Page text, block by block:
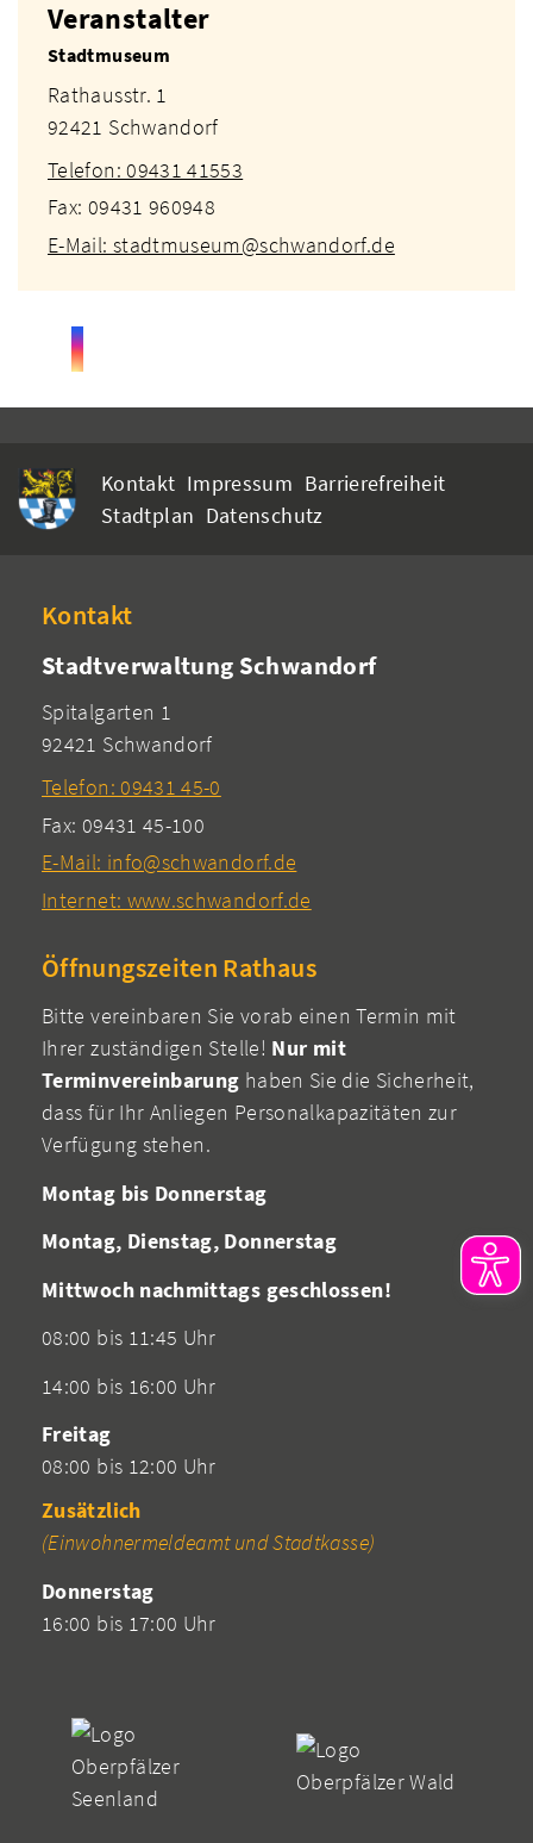
Veranstalter
Stadtmuseum
Rathausstr. 1
92421 Schwandorf
Telefon: 09431 41553
Fax: 09431 960948
E-Mail: stadtmuseum@schwandorf.de
Kontakt Impressum Barrierefreiheit
Stadtplan Datenschutz
Kontakt
Stadtverwaltung Schwandorf
Spitalgarten 1
92421 Schwandorf
Telefon: 09431 45-0
Fax: 09431 45-100
E-Mail: info@schwandorf.de
Internet: www.schwandorf.de
Öffnungszeiten Rathaus
Bitte vereinbaren Sie vorab einen Termin mit
Ihrer zuständigen Stelle! Nur mit
Terminvereinbarung haben Sie die Sicherheit,
dass für Ihr Anliegen Personalkapazitäten zur
Verfügung stehen.
Montag bis Donnerstag
Montag, Dienstag, Donnerstag
Mittwoch nachmittags geschlossen!
08:00 bis 11:45 Uhr
14:00 bis 16:00 Uhr
Freitag
08:00 bis 12:00 Uhr
Zusätzlich
(Einwohnermeldeamt und Stadtkasse)
Donnerstag
16:00 bis 17:00 Uhr